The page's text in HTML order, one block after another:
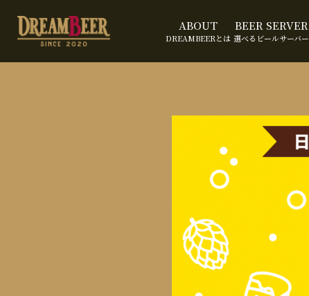
ABOUT
DREAMBEERとは
BEER SERVER
選べるビールサーバー